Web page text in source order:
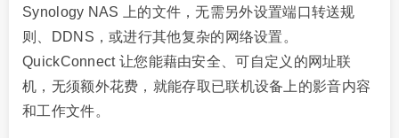
Synology NAS 上的文件，无需另外设置端口转送规
则、DDNS，或进行其他复杂的网络设置。
QuickConnect 让您能藉由安全、可自定义的网址联
机，无须额外花费，就能存取已联机设备上的影音内容
和工作文件。